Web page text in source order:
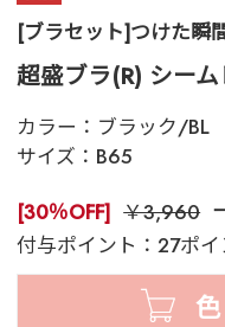
[ブラセット]つけた瞬
超盛ブラ(R) シー
カラー： ブラック/BL
サイズ： B65
[30％OFF] ￥3,960
付与ポイント：27ポイ